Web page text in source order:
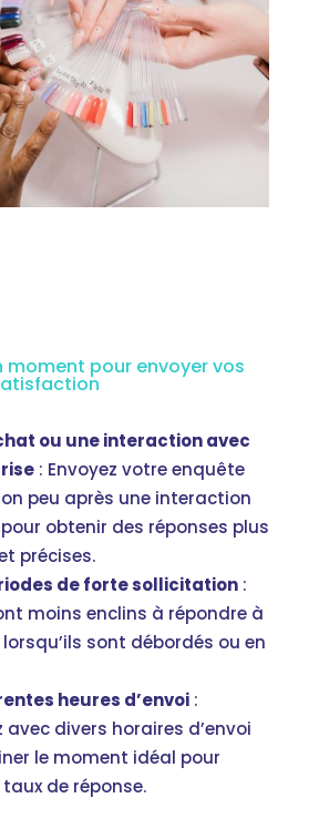
moment pour envoyer vos
ou une interaction avec
: Envoyez votre enquête
peu après une interaction
obtenir des réponses plus
précises.
de forte sollicitation:
moins enclins à répondre à
sont débordés ou en
heures d’envoi:
avec divers horaires d’envoi
le moment idéal pour
de réponse.